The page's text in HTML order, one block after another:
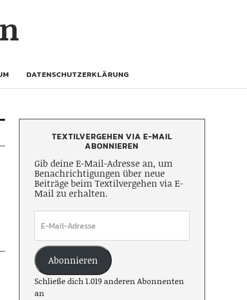
DATENSCHUTZERKLÄRUNG
TEXTILVERGEHEN VIA E-MAIL
ABONNIEREN
Gib deine E-Mail-Adresse an, um
Benachrichtigungen über neue
Beiträge beim Textilvergehen via E-
Mail zu erhalten.
Abonnieren
Schließe dich 1.019 anderen Abonnenten
an